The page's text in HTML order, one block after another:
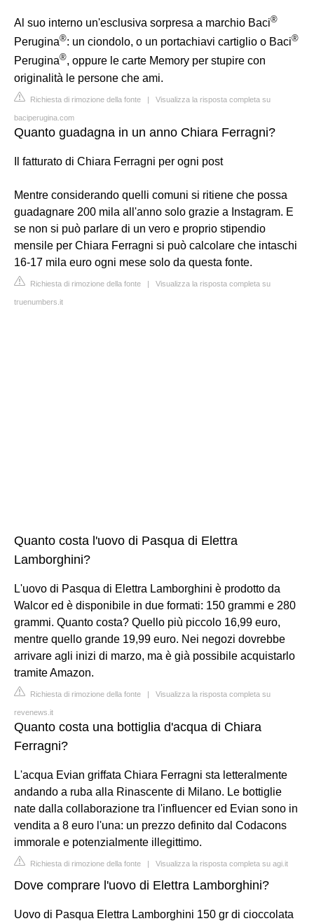
Al suo interno un'esclusiva sorpresa a marchio Baci®
Perugina®: un ciondolo, o un portachiavi cartiglio o Baci®
Perugina®, oppure le carte Memory per stupire con
originalità le persone che ami.
Richiesta di rimozione della fonte | Visualizza la risposta completa su
baciperugina.com
Quanto guadagna in un anno Chiara Ferragni?
Il fatturato di Chiara Ferragni per ogni post
Mentre considerando quelli comuni si ritiene che possa
guadagnare 200 mila all'anno solo grazie a Instagram. E
se non si può parlare di un vero e proprio stipendio
mensile per Chiara Ferragni si può calcolare che intaschi
16-17 mila euro ogni mese solo da questa fonte.
Richiesta di rimozione della fonte | Visualizza la risposta completa su
truenumbers.it
Quanto costa l'uovo di Pasqua di Elettra
Lamborghini?
L'uovo di Pasqua di Elettra Lamborghini è prodotto da
Walcor ed è disponibile in due formati: 150 grammi e 280
grammi. Quanto costa? Quello più piccolo 16,99 euro,
mentre quello grande 19,99 euro. Nei negozi dovrebbe
arrivare agli inizi di marzo, ma è già possibile acquistarlo
tramite Amazon.
Richiesta di rimozione della fonte | Visualizza la risposta completa su
revenews.it
Quanto costa una bottiglia d'acqua di Chiara
Ferragni?
L'acqua Evian griffata Chiara Ferragni sta letteralmente
andando a ruba alla Rinascente di Milano. Le bottiglie
nate dalla collaborazione tra l'influencer ed Evian sono in
vendita a 8 euro l'una: un prezzo definito dal Codacons
immorale e potenzialmente illegittimo.
Richiesta di rimozione della fonte | Visualizza la risposta completa su agi.it
Dove comprare l'uovo di Elettra Lamborghini?
Uovo di Pasqua Elettra Lamborghini 150 gr di cioccolata